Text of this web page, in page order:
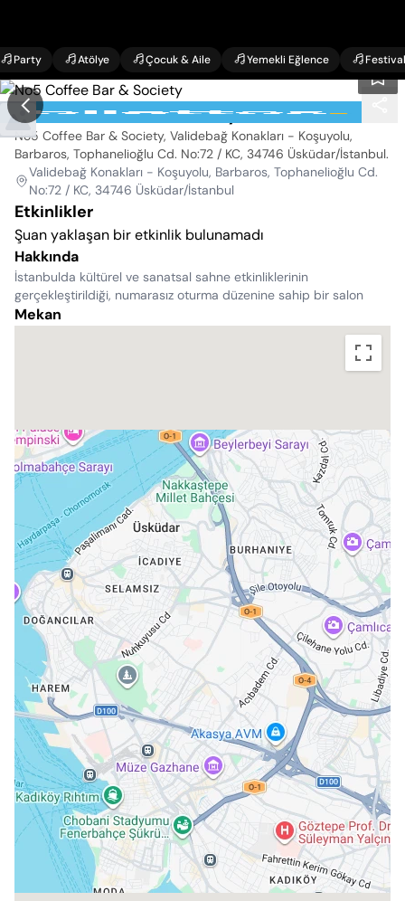
Party Atölye Çocuk & Aile Yemekli Eğlence Festival
No5 Coffee Bar & Society
No5 Coffee Bar & Society, Validebağ Konakları - Koşuyolu,
Barbaros, Tophanelioğlu Cd. No:72 / KC, 34746 Üsküdar/İstanbul.
Validebağ Konakları - Koşuyolu, Barbaros, Tophanelioğlu Cd.
No:72 / KC, 34746 Üsküdar/İstanbul
Etkinlikler
Şuan yaklaşan bir etkinlik bulunamadı
Hakkında
İstanbulda kültürel ve sanatsal sahne etkinliklerinin
gerçekleştirildiği, numarasız oturma düzenine sahip bir salon
Mekan